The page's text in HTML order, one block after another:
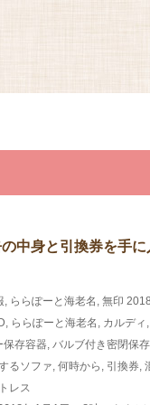
の中身と引換券を手
, ららぽーと海老名 , 無印
, ららぽーと海老名 , カルディ ,
保存容器, バルブ付き密閉保
るソファ, 何時から , 引換券,
レス